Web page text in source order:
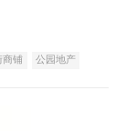
商铺
公园地产